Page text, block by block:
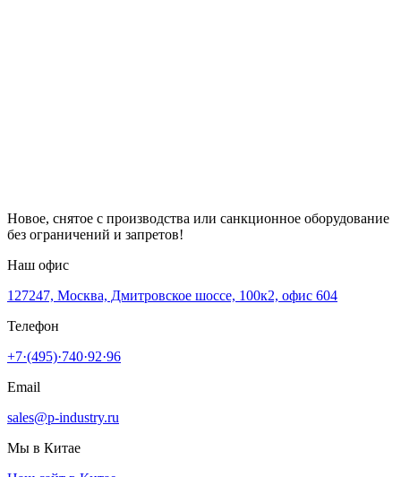
Новое, снятое с производства или санкционное оборудование
без ограничений и запретов!
Наш офис
127247, Москва, Дмитровское шоссе, 100к2, офис 604
Телефон
+7·(495)·740·92·96
Email
sales@p-industry.ru
Мы в Китае